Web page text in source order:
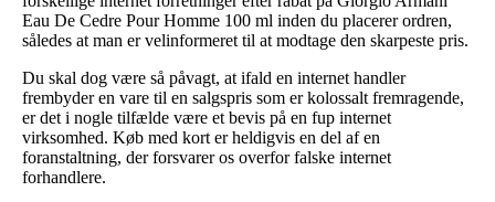
Eau De Cedre Pour Homme 100 ml inden du placerer ordren,
således at man er velinformeret til at modtage den skarpeste pris.
Du skal dog være så påvagt, at ifald en internet handler
frembyder en vare til en salgspris som er kolossalt fremragende,
er det i nogle tilfælde være et bevis på en fup internet
virksomhed. Køb med kort er heldigvis en del af en
foranstaltning, der forsvarer os overfor falske internet
forhandlere.